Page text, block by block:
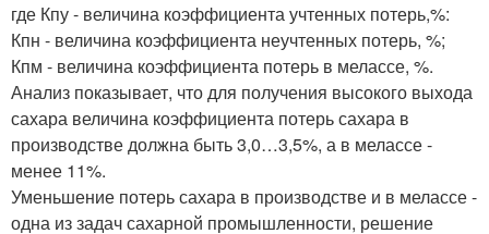
где Кпу - величина коэффициента учтенных потерь,%:
Кпн - величина коэффициента неучтенных потерь, %;
Кпм - величина коэффициента потерь в мелассе, %.
Анализ показывает, что для получения высокого выхода
сахара величина коэффициента потерь сахара в
производстве должна быть 3,0…3,5%, а в мелассе -
менее 11%.
Уменьшение потерь сахара в производстве и в мелассе -
одна из задач сахарной промышленности, решение